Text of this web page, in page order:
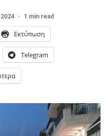
2024 1 min read
Εκτύπωση
Telegram